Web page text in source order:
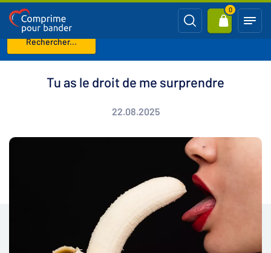
Rechercher...
0
Page d'accueil Blog
Tu as le droit de me surprendre
22.08.2025